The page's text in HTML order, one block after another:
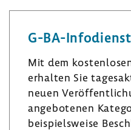
k
d
n
t
­
r
a
m
e
k
G-​BA-Infodienst
Mit dem
erhalten Sie
neuen
ange­bo­tenen
beispiels­weise